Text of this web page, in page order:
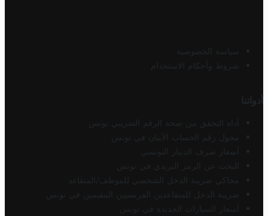
سياسة الخصوصية
شروط وأحكام الاستخدام
أدواتنا
أداة التحقق من صحة الرقم الضريبي تونس
محول رقم الحساب الآيبان في تونس
أسعار صرف الدينار التونسي
البحث عن الرمز البريدي في تونس
محاكي ضريبة الدخل الشخصي للموظف/المتقاعد
ضريبة الدخل للمتقاعدين الفرنسيين المقيمين في تونس
أسعار السيارات الجديدة في تونس